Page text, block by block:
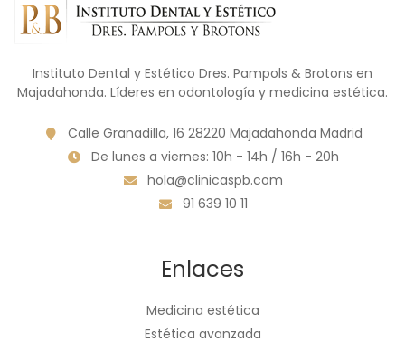
Instituto Dental y Estético Dres. Pampols & Brotons en
Majadahonda. Líderes en odontología y medicina estética.
Calle Granadilla, 16 28220 Majadahonda Madrid
De lunes a viernes: 10h - 14h / 16h - 20h
hola@clinicaspb.com
91 639 10 11
Enlaces
Medicina estética
Estética avanzada